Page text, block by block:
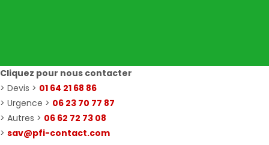
Cliquez pour nous contacter
> Devis > 01 64 21 68 86
> Urgence > 06 23 70 77 87
> Autres > 06 62 72 73 08
> sav@pfi-contact.com